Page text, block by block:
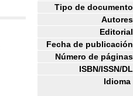
Tipo de
Fecha de
Número de
ISBN/ISSN/
Idioma